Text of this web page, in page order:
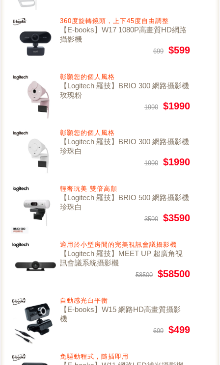
360度旋轉鏡頭，上下45度自由調整
【E-books】W17 1080P高畫質HD網路
攝影機
699 $599
彰顥您的個人風格
【Logitech 羅技】BRIO 300 網路攝影機
玫瑰粉
1990 $1990
彰顥您的個人風格
【Logitech 羅技】BRIO 300 網路攝影機
珍珠白
1990 $1990
輕奢玩美 雙倍高顏
【Logitech 羅技】BRIO 500 網路攝影機
珍珠白
3590 $3590
適用於小型房間的完美視訊會議攝影機
【Logitech 羅技】MEET UP 超廣角視
訊會議系統攝影機
58500 $58500
自動感光白平衡
【E-books】W15 網路HD高畫質攝影
機
699 $499
免驅動程式，隨插即用